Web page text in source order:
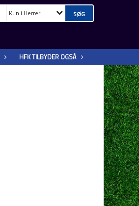
Kun i Herrer
HFK TILBYDER OGSÅ